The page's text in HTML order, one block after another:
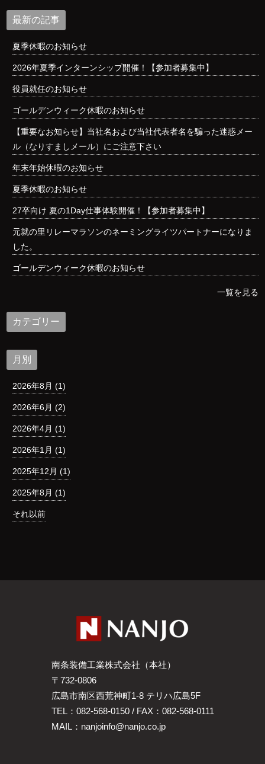
最新の記事
夏季休暇のお知らせ
2026年夏季インターンシップ開催！【参加者募集中】
役員就任のお知らせ
ゴールデンウィーク休暇のお知らせ
【重要なお知らせ】当社名および当社代表者名を騙った迷惑メー
ル（なりすましメール）にご注意下さい
年末年始休暇のお知らせ
夏季休暇のお知らせ
27卒向け 夏の1Day仕事体験開催！【参加者募集中】
元就の里リレーマラソンのネーミングライツパートナーになりま
した。
ゴールデンウィーク休暇のお知らせ
一覧を見る
カテゴリー
月別
2026年8月 (1)
2026年6月 (2)
2026年4月 (1)
2026年1月 (1)
2025年12月 (1)
2025年8月 (1)
それ以前
南条装備工業株式会社（本社）
〒732-0806
広島市南区西荒神町1-8 テリハ広島5F
TEL： 082-568-0150/ FAX：082-568-0111
MAIL： nanjoinfo@nanjo.co.jp